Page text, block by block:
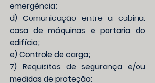
emergência;
d) Comunicação entre a cabina.
casa de máquinas e portaria do
edifício;
e) Controle de carga;
7) Requisitos de segurança e/ou
medidas de proteção: